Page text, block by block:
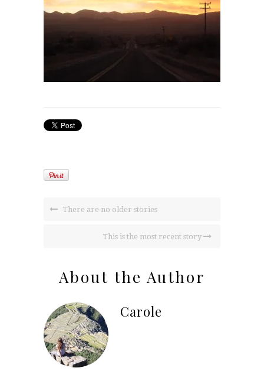
There are no older stories
This is the most recent story
About the Author
Carole